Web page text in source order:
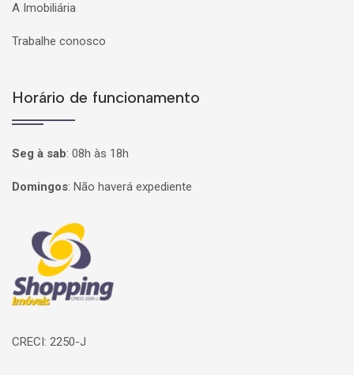
A Imobiliária
Trabalhe conosco
Horário de funcionamento
Seg à sab: 08h às 18h
Domingos: Não haverá expediente
Página inicial
CRECI: 2250-J